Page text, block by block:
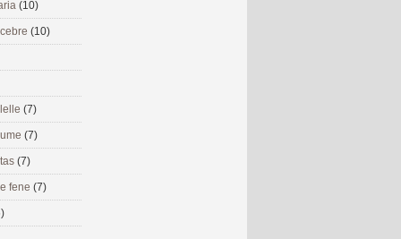
(10)
(10)
(7)
(7)
(7)
fene (7)